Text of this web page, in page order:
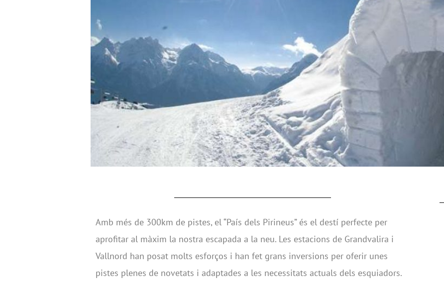
Amb més de 300km de pistes, el “País dels Pirineus” és el destí perfecte per
aprofitar al màxim la nostra escapada a la neu. Les estacions de Grandvalira i
Vallnord han posat molts esforços i han fet grans inversions per oferir unes
pistes plenes de novetats i adaptades a les necessitats actuals dels esquiadors.